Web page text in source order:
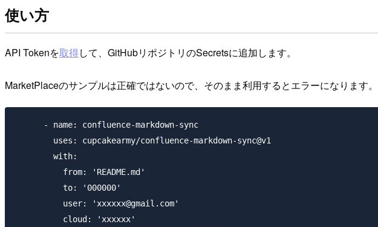
使い方
API Tokenを取得して、GitHubリポジトリのSecretsに追加します。
MarketPlaceのサンプルは正確ではないので、そのまま利用するとエラーになります。
      - name: confluence-markdown-sync
        uses: cupcakearmy/confluence-markdown-sync@v1
        with:
          from: 'README.md'
          to: '000000'
          user: 'xxxxxx@gmail.com'
          cloud: 'xxxxxx'